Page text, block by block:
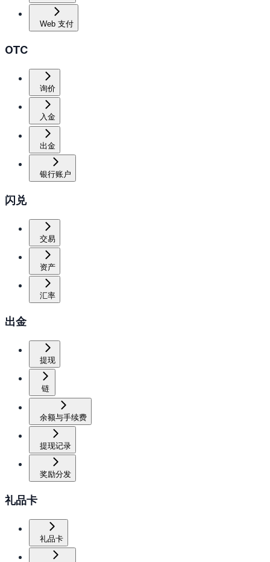
Web 支付
OTC
询价
入金
出金
银行账户
闪兑
交易
资产
汇率
出金
提现
链
余额与手续费
提现记录
奖励分发
礼品卡
礼品卡